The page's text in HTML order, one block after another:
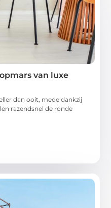
van luxe
dan ooit, mede dankzij
razendsnel de ronde